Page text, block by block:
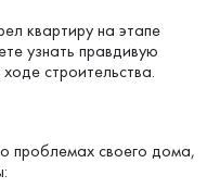
квартиру на этапе
узнать правдивую
строительства.
проблемах своего дома,